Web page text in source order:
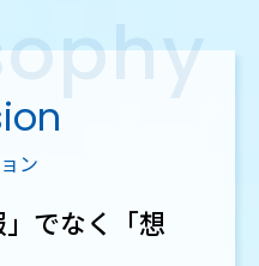
ン
でなく「想